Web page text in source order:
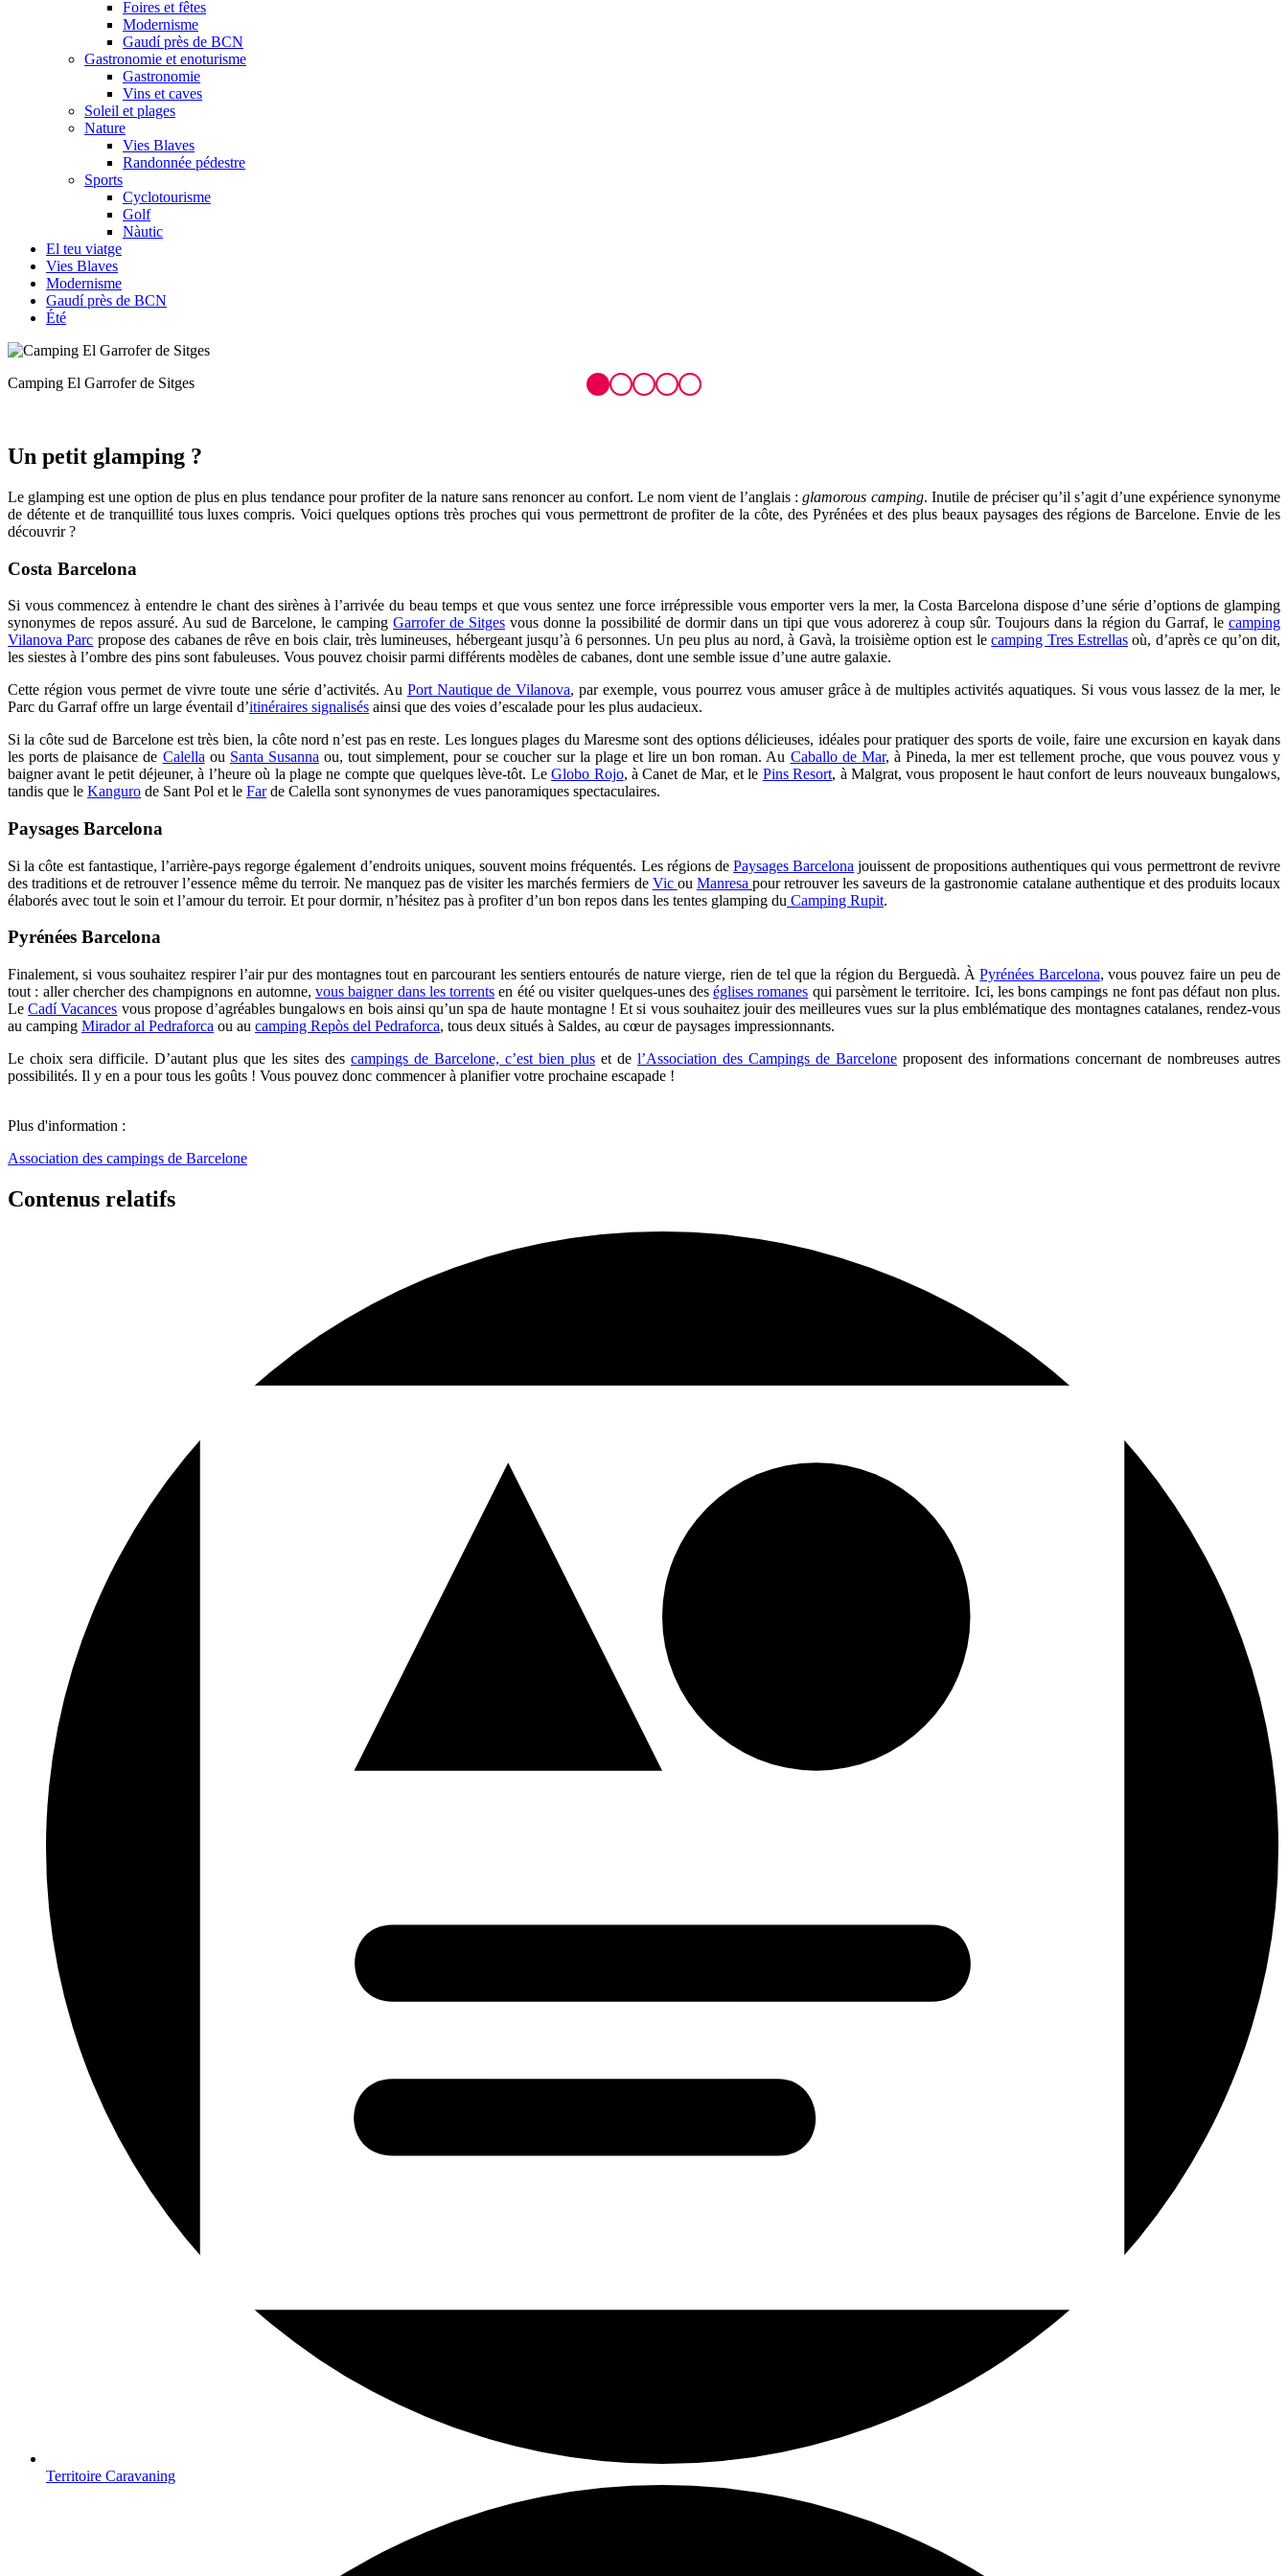
Foires et fêtes
Modernisme
Gaudí près de BCN
Gastronomie et enoturisme
Gastronomie
Vins et caves
Soleil et plages
Nature
Vies Blaves
Randonnée pédestre
Sports
Cyclotourisme
Golf
Nàutic
El teu viatge
Vies Blaves
Modernisme
Gaudí près de BCN
Été
Camping Tres Estrellas de Gavà
Un petit glamping ?
Le glamping est une option de plus en plus tendance pour profiter de la nature sans renoncer au confort. Le nom vient de l’anglais :glamorous camping. Inutile de préciser qu’il s’agit d’une expérience synonyme
de détente et de tranquillité tous luxes compris. Voici quelques options très proches qui vous permettront de profiter de la côte, des Pyrénées et des plus beaux paysages des régions de Barcelone. Envie de les
découvrir ?
Costa Barcelona
Si vous commencez à entendre le chant des sirènes à l’arrivée du beau temps et que vous sentez une force irrépressible vous emporter vers la mer, la Costa Barcelona dispose d’une série d’options de glamping
synonymes de repos assuré. Au sud de Barcelone, le camping Garrofer de Sitges vous donne la possibilité de dormir dans un tipi que vous adorerez à coup sûr. Toujours dans la région du Garraf, le camping
Vilanova Parc propose des cabanes de rêve en bois clair, très lumineuses, hébergeant jusqu’à 6 personnes. Un peu plus au nord, à Gavà, la troisième option est lecamping Tres Estrellas où, d’après ce qu’on dit,
les siestes à l’ombre des pins sont fabuleuses. Vous pouvez choisir parmi différents modèles de cabanes, dont une semble issue d’une autre galaxie.
Cette région vous permet de vivre toute une série d’activités. Au Port Nautique de Vilanova, par exemple, vous pourrez vous amuser grâce à de multiples activités aquatiques. Si vous vous lassez de la mer, le
Parc du Garraf offre un large éventail d’itinéraires signalisés ainsi que des voies d’escalade pour les plus audacieux.
Si la côte sud de Barcelone est très bien, la côte nord n’est pas en reste. Les longues plages du Maresme sont des options délicieuses, idéales pour pratiquer des sports de voile, faire une excursion en kayak dans
les ports de plaisance de Calella ou Santa Susanna ou, tout simplement, pour se coucher sur la plage et lire un bon roman. Au Caballo de Mar, à Pineda, la mer est tellement proche, que vous pouvez vous y
baigner avant le petit déjeuner, à l’heure où la plage ne compte que quelques lève-tôt. LeGlobo Rojo, à Canet de Mar, et le Pins Resort, à Malgrat, vous proposent le haut confort de leurs nouveaux bungalows,
tandis que le Kanguro de Sant Pol et le Farde Calella sont synonymes de vues panoramiques spectaculaires.
Paysages Barcelona
Si la côte est fantastique, l’arrière-pays regorge également d’endroits uniques, souvent moins fréquentés. Les régions dePaysages Barcelona jouissent de propositions authentiques qui vous permettront de revivre
des traditions et de retrouver l’essence même du terroir. Ne manquez pas de visiter les marchés fermiers de Vic ou Manresa pour retrouver les saveurs de la gastronomie catalane authentique et des produits locaux
élaborés avec tout le soin et l’amour du terroir. Et pour dormir, n’hésitez pas à profiter d’un bon repos dans les tentes glamping du Camping Rupit.
Pyrénées Barcelona
Finalement, si vous souhaitez respirer l’air pur des montagnes tout en parcourant les sentiers entourés de nature vierge, rien de tel que la région du Berguedà. ÀPyrénées Barcelona, vous pouvez faire un peu de
tout : aller chercher des champignons en automne,vous baigner dans les torrents en été ou visiter quelques-unes deséglises romanes qui parsèment le territoire. Ici, les bons campings ne font pas défaut non plus.
LeCadí Vacances vous propose d’agréables bungalows en bois ainsi qu’un spa de haute montagne ! Et si vous souhaitez jouir des meilleures vues sur la plus emblématique des montagnes catalanes, rendez-vous
au camping Mirador al Pedraforca ou au camping Repòs del Pedraforca, tous deux situés à Saldes, au cœur de paysages impressionnants.
Le choix sera difficile. D’autant plus que les sites des campings de Barcelone, c’est bien plus et de l’Association des Campings de Barcelone proposent des informations concernant de nombreuses autres
possibilités. Il y en a pour tous les goûts ! Vous pouvez donc commencer à planifier votre prochaine escapade !
Plus d'information :
Association des campings de Barcelone
Contenus relatifs
Territoire Caravaning